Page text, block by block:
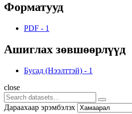
Форматууд
PDF - 1
Ашиглах зөвшөөрлүүд
Бусад (Нээлттэй) - 1
close
Дараахаар эрэмбэлэх